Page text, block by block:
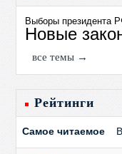
Выборы президента
Новые
все темы →
Рейтинги
Самое читаемое